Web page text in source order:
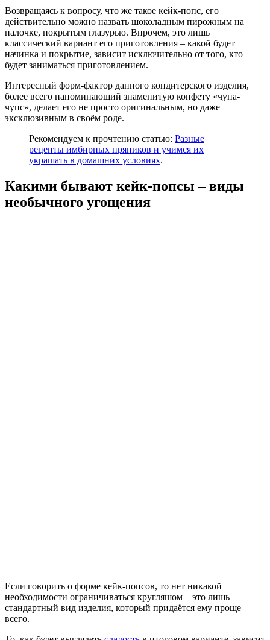
Возвращаясь к вопросу, что же такое кейк-попс, его
действительно можно назвать шоколадным пирожным на
палочке, покрытым глазурью. Впрочем, это лишь
классический вариант его приготовления – какой будет
начинка и покрытие, зависит исключительно от того, кто
будет заниматься приготовлением.
Интересный форм-фактор данного кондитерского изделия,
более всего напоминающий знаменитую конфету «чупа-
чупс», делает его не просто оригинальным, но даже
эксклюзивным в своём роде.
Рекомендуем к прочтению статью: Разные
рецепты имбирных пряников и учимся их
украшать в домашних условиях.
Какими бывают кейк-попсы – виды
необычного угощения
Если говорить о форме кейк-попсов, то нет никакой
необходимости ограничиваться кругляшом – это лишь
стандартный вид изделия, который придаётся ему проще
всего.